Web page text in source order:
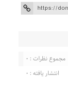
مجموع نظرات : 0
انتشار یافته : 0